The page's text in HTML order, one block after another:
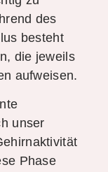
des
besteht
die jeweils
aufweisen.
unser
Phase